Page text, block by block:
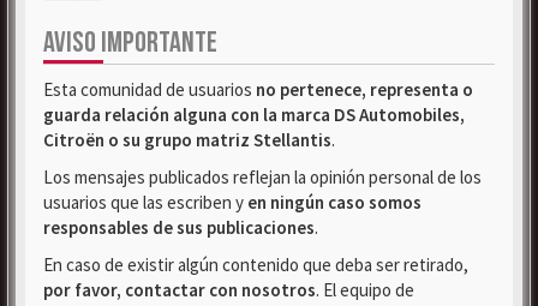
AVISO IMPORTANTE
Esta comunidad de usuarios no pertenece, representa o
guarda relación alguna con la marca DS Automobiles,
Citroën o su grupo matriz Stellantis.
Los mensajes publicados reflejan la opinión personal de los
usuarios que las escriben y en ningún caso somos
responsables de sus publicaciones.
En caso de existir algún contenido que deba ser retirado,
por favor, contactar con nosotros. El equipo de